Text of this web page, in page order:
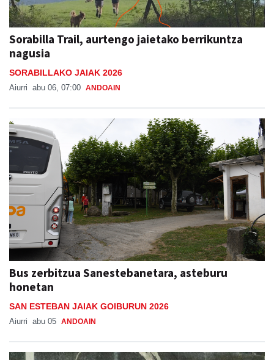
Sorabilla Trail, aurtengo jaietako berrikuntza
nagusia
SORABILLAKO JAIAK 2026
Aiurri abu 06, 07:00 ANDOAIN
Bus zerbitzua Sanestebanetara, asteburu
honetan
SAN ESTEBAN JAIAK GOIBURUN 2026
Aiurri abu 05 ANDOAIN